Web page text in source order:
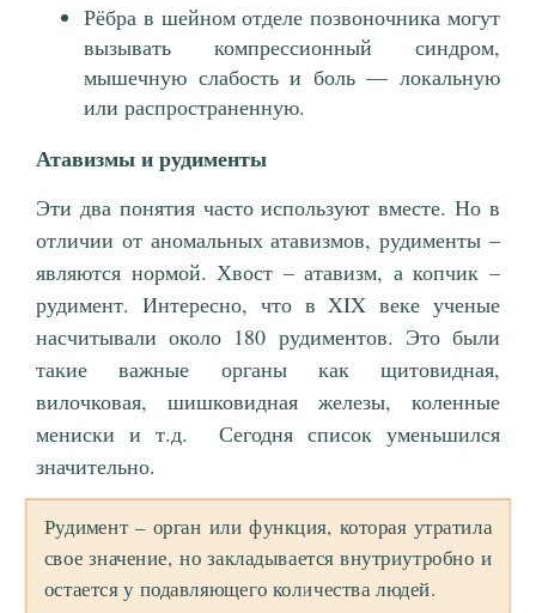
Рёбра в шейном отделе позвоночника могут
вызывать компрессионный синдром,
мышечную слабость и боль — локальную
или распространенную.
Атавизмы и рудименты
Эти два понятия часто используют вместе. Но в
отличии от аномальных атавизмов, рудименты –
являются нормой. Хвост – атавизм, а копчик –
рудимент. Интересно, что в XIX веке ученые
насчитывали около 180 рудиментов. Это были
такие важные органы как щитовидная,
вилочковая, шишковидная железы, коленные
мениски и т.д. Сегодня список уменьшился
значительно.
Рудимент – орган или функция, которая утратила
свое значение, но закладывается внутриутробно и
остается у подавляющего количества людей.